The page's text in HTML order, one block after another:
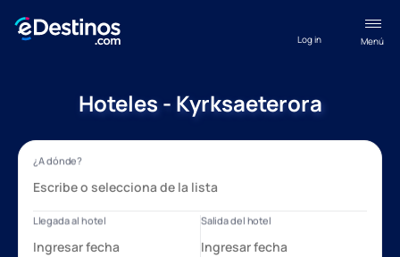
Menú
Log in
Hoteles - Kyrksaeterora